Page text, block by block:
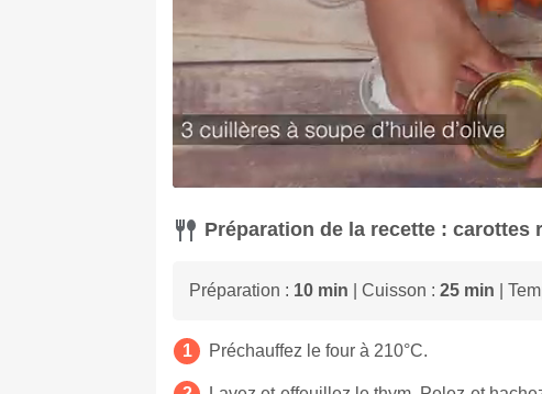
Préparation de la recette : carottes
Préparation : 10 min | Cuisson : 25 min |
Préchauffez le four à 210°C.